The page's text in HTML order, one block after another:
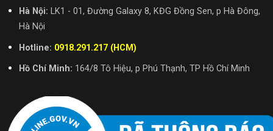
Hà Nội: LK1 - 01, Đường Galaxy 8, KĐG Đồng Sen, p Hà Đông,
Hà Nội
Hotline: 0918.291.217 (HCM)
Hồ Chí Minh: 164/8 Tô Hiệu, p Phú Thạnh, TP Hồ Chí Minh